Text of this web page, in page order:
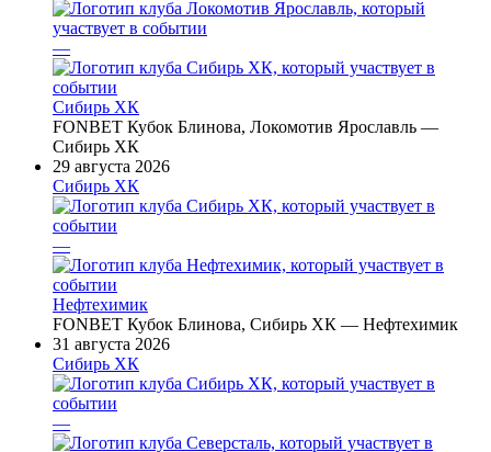
—
Сибирь ХК
FONBET Кубок Блинова, Локомотив Ярославль —
Сибирь ХК
29 августа 2026
Сибирь ХК
—
Нефтехимик
FONBET Кубок Блинова, Сибирь ХК — Нефтехимик
31 августа 2026
Сибирь ХК
—